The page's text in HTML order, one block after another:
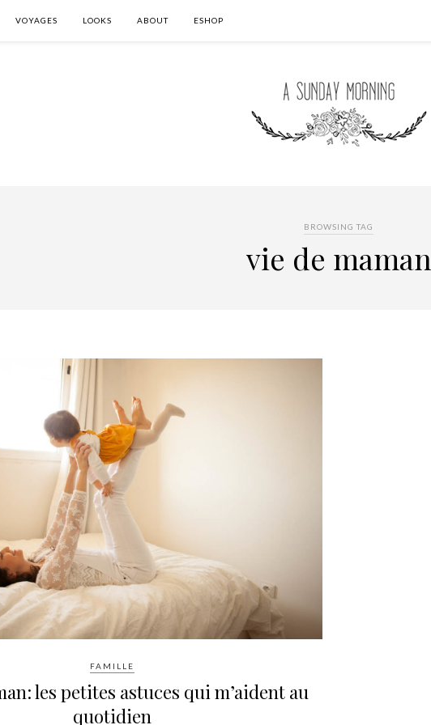
VOYAGES LOOKS ABOUT ESHOP
BROWSING TAG
vie de maman
FAMILLE
les petites astuces qui m’aident au
quotidien